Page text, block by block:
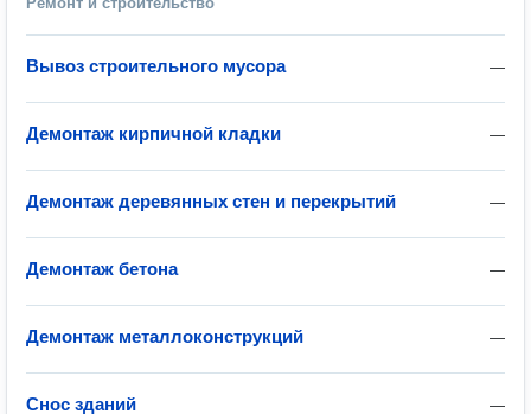
—
Вывоз строительного мусора
—
Демонтаж кирпичной кладки
—
Демонтаж деревянных стен и перекрытий
—
Демонтаж бетона
—
Демонтаж металлоконструкций
—
Снос зданий